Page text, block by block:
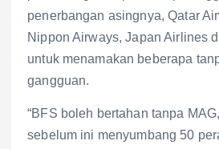
penerbangan asingnya, Qatar
Nippon Airways, Japan Airlines
untuk menamakan beberapa
gangguan.
“BFS boleh bertahan tanpa
sebelum ini menyumbang 50